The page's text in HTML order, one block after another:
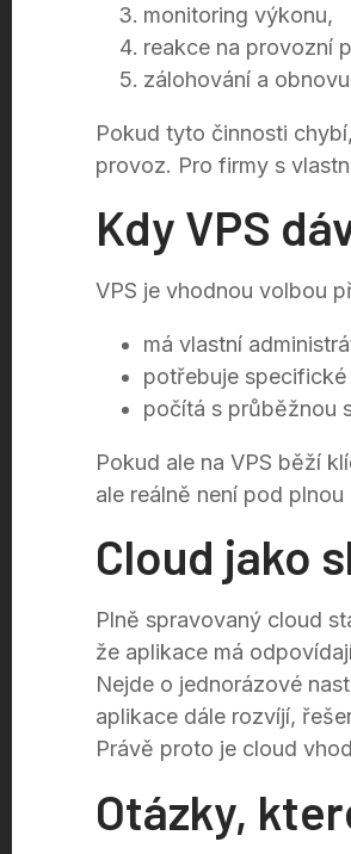
monitoring výkonu,
reakce na provozní
zálohování a
Pokud tyto činnosti
provoz. Pro firmy s
Kdy VPS
VPS je vhodnou volbou
má vlastní
potřebuje
počítá s průběžnou
Pokud ale na VPS běží
ale reálně není pod
Cloud jako
Plně spravovaný cloud
že aplikace má
Nejde o jednorázové
aplikace dále rozvíjí,
Právě proto je cloud
Otázky,